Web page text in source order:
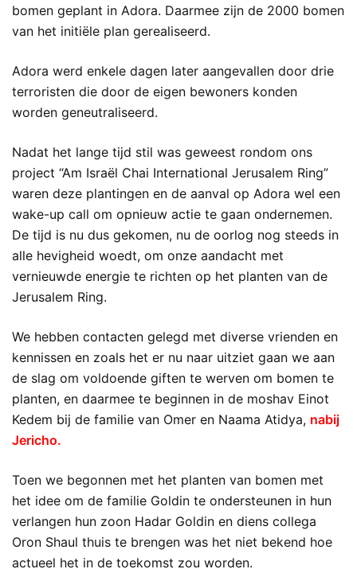
bomen geplant in Adora. Daarmee zijn de 2000 bomen
van het initiële plan gerealiseerd.
Adora werd enkele dagen later aangevallen door drie
terroristen die door de eigen bewoners konden
worden geneutraliseerd.
Nadat het lange tijd stil was geweest rondom ons
project “Am Israël Chai International Jerusalem Ring”
waren deze plantingen en de aanval op Adora wel een
wake-up call om opnieuw actie te gaan ondernemen.
De tijd is nu dus gekomen, nu de oorlog nog steeds in
alle hevigheid woedt, om onze aandacht met
vernieuwde energie te richten op het planten van de
Jerusalem Ring.
We hebben contacten gelegd met diverse vrienden en
kennissen en zoals het er nu naar uitziet gaan we aan
de slag om voldoende giften te werven om bomen te
planten, en daarmee te beginnen in de moshav Einot
Kedem bij de familie van Omer en Naama Atidya, nabij
Jericho.
Toen we begonnen met het planten van bomen met
het idee om de familie Goldin te ondersteunen in hun
verlangen hun zoon Hadar Goldin en diens collega
Oron Shaul thuis te brengen was het niet bekend hoe
actueel het in de toekomst zou worden.